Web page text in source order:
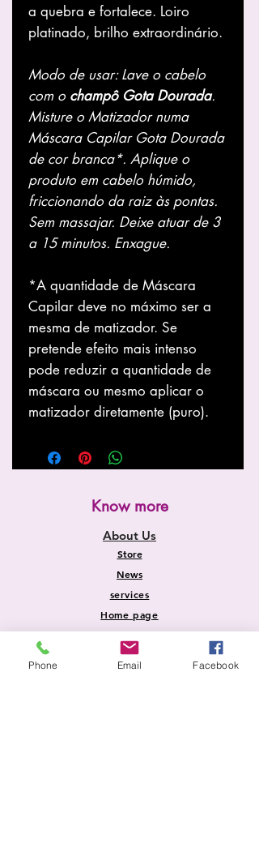
a quebra e fortalece. Loiro
platinado, brilho extraordinário.
Modo de usar: Lave o cabelo
com o champô Gota Dourada.
Misture o Matizador numa
Máscara Capilar Gota Dourada
de cor branca*. Aplique o
produto em cabelo húmido,
friccionando da raiz às pontas.
Sem massajar. Deixe atuar de 3
a 15 minutos. Enxague.
*A quantidade de Máscara
Capilar deve no máximo ser a
mesma de matizador. Se
pretende efeito mais intenso
pode reduzir a quantidade de
máscara ou mesmo aplicar o
matizador diretamente (puro).
Know more
About Us
Store
News
services
Home page
Information
Phone Email Facebook